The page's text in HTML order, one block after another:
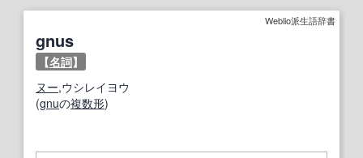
Weblio派生語辞書
gnus
【名詞】
ヌー,ウシレイヨウ
(gnuの複数形)